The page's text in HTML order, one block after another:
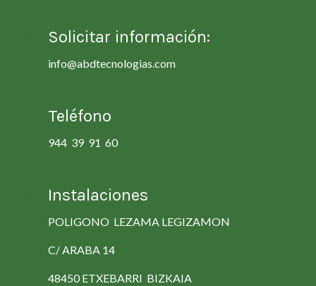
Solicitar información:
info@abdtecnologias.com
Teléfono
944 39 91 60
Instalaciones
POLIGONO LEZAMA LEGIZAMON
C/ ARABA 14
48450 ETXEBARRI BIZKAIA